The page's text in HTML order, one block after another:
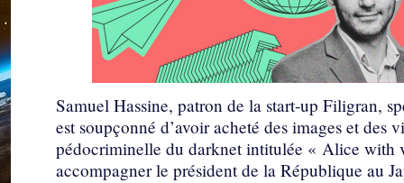
Samuel Hassine, patron de la start-up Filigran,
est soupçonné d’avoir acheté des images et
pédocriminelle du darknet intitulée « Alice with
accompagner le président de la République au